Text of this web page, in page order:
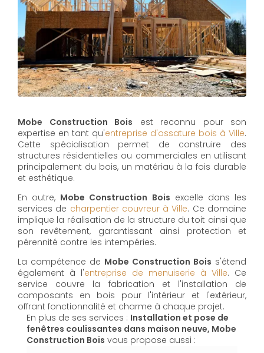
Mobe Construction Bois est reconnu pour son
expertise en tant qu'entreprise d'ossature bois à Ville.
Cette spécialisation permet de construire des
structures résidentielles ou commerciales en utilisant
principalement du bois, un matériau à la fois durable
et esthétique.
En outre, Mobe Construction Bois excelle dans les
services de charpentier couvreur à Ville. Ce domaine
implique la réalisation de la structure du toit ainsi que
son revêtement, garantissant ainsi protection et
pérennité contre les intempéries.
La compétence de Mobe Construction Bois s'étend
également à l'entreprise de menuiserie à Ville. Ce
service couvre la fabrication et l'installation de
composants en bois pour l'intérieur et l'extérieur,
offrant fonctionnalité et charme à chaque projet.
En plus de ses services : Installation et pose de
fenêtres coulissantes dans maison neuve, Mobe
Construction Bois vous propose aussi :